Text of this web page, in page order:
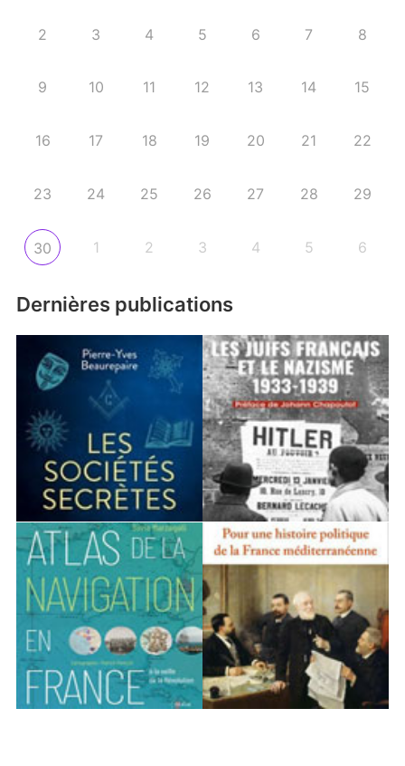
2 3 4 5 6 7 8
9 10 11 12 13 14 15
16 17 18 19 20 21 22
23 24 25 26 27 28 29
30 1 2 3 4 5 6
Dernières publications